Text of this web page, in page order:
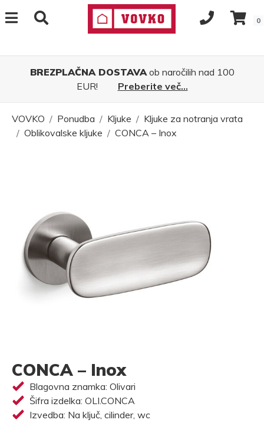
0
BREZPLAČNA DOSTAVAob naročilih nad 100
EUR!
Preberite več...
VOVKO Ponudba Kljuke
Kljuke za notranja vrata
Oblikovalske kljuke
CONCA – Inox
CONCA – Inox
Blagovna znamka: Olivari
Šifra izdelka: OLI.CONCA
Izvedba: Na ključ, cilinder, wc